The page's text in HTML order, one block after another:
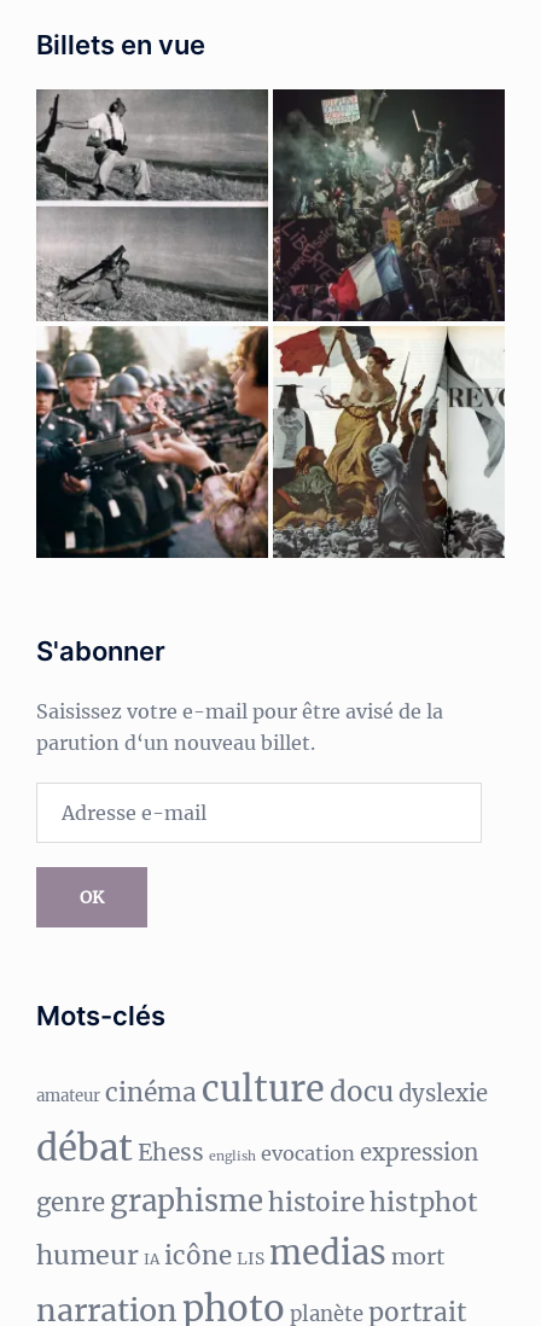
Billets en vue
S'abonner
Saisissez votre e-mail pour être avisé de la
parution d‘un nouveau billet.
OK
Mots-clés
amateur cinémaculture docudyslexie
débat Ehess english evocation expression
genregraphismehistoirehistphot
humeur IA icône LIS medias mort
narrationphoto planèteportrait